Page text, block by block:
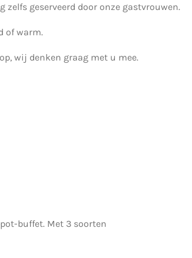
geserveerd door onze gastvrouwen.
of warm.
wij denken graag met u mee.
buffet. Met 3 soorten